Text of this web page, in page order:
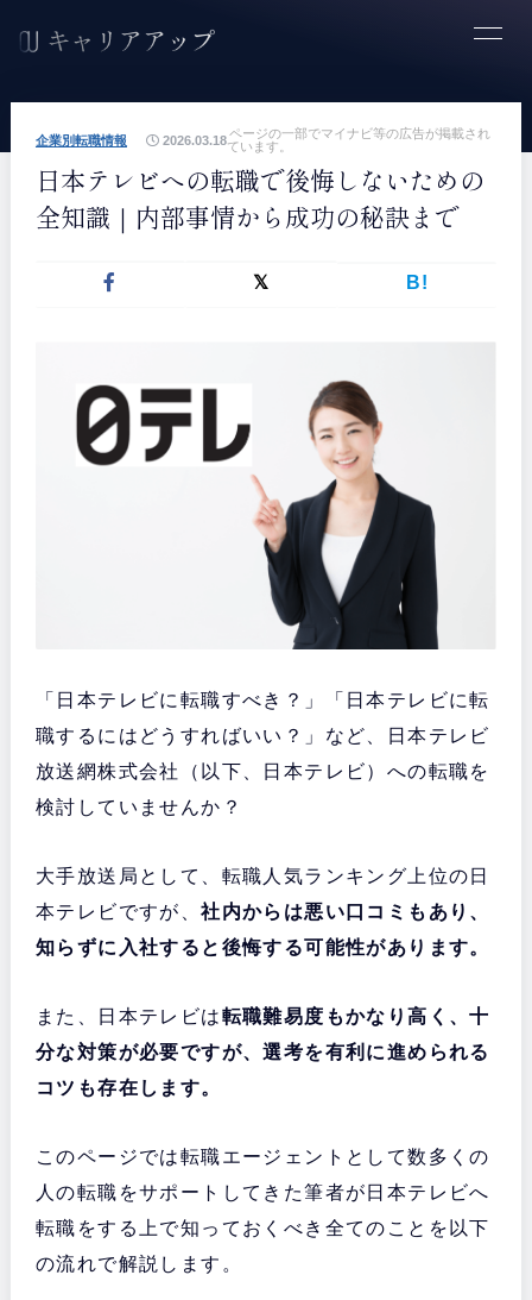
ページの一部でマイナビ等の広告が掲載され
ています。
企業別転職情報 2026.03.18
日本テレビへの転職で後悔しないための
全知識｜内部事情から成功の秘訣まで
B!
「日本テレビに転職すべき？」「日本テレビに転
職するにはどうすればいい？」など、日本テレビ
放送網株式会社（以下、日本テレビ）への転職を
検討していませんか？
大手放送局として、転職人気ランキング上位の日
本テレビですが、社内からは悪い口コミもあり、
知らずに入社すると後悔する可能性があります。
また、日本テレビは転職難易度もかなり高く、十
分な対策が必要ですが、選考を有利に進められる
コツも存在します。
このページでは転職エージェントとして数多くの
人の転職をサポートしてきた筆者が日本テレビへ
転職をする上で知っておくべき全てのことを以下
の流れで解説します。